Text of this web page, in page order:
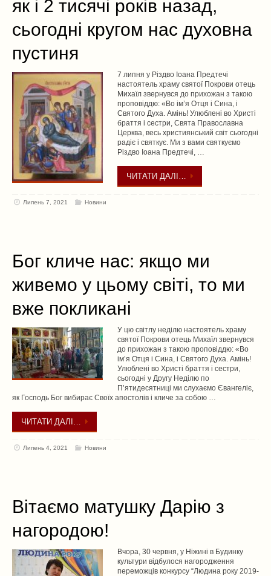
як і 2 тисячі років назад,
сьогодні кругом нас духовна
пустиня
7 липня у Різдво Іоана Предтечі
настоятель храму святої Покрови отець
Михаїл звернувся до прихожан з такою
проповіддю: «Во ім’я Отця і Сина, і
Святого Духа. Амінь! Улюблені во Христі
браття і сестри, Свята Православна
Церква, весь християнський світ сьогодні
радіє і святкує. Ми з вами святкуємо
Різдво Іоана Предтечі, …
ЧИТАТИ ДАЛІ…
Липень 7, 2021 Новини
Бог кличе нас: якщо ми
живемо у цьому світі, то ми
вже покликані
У цю світлу неділю настоятель храму
святої Покрови отець Михаїл звернувся
до прихожан з такою проповіддю: «Во
ім’я Отця і Сина, і Святого Духа. Амінь!
Улюблені во Христі браття і сестри,
сьогодні у Другу Неділю по
П’ятидесятниці ми слухаємо Євангеліє,
як Господь Бог вибирає Своїх апостолів і кличе за собою …
ЧИТАТИ ДАЛІ…
Липень 4, 2021 Новини
Вітаємо матушку Дарію з
нагородою!
Вчора, 30 червня, у Ніжині в Будинку
культури відбулося нагородження
переможців конкурсу “Людина року 2019-